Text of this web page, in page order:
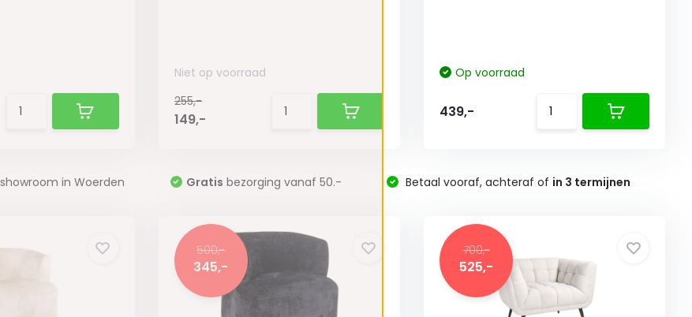
Niet op voorraad
255,-
149,-
Op voorraad
439,-
showroom in Woerden Gratis bezorging vanaf 50.- Betaal vooraf, achteraf of in 3 termijnen
500,-
345,-
700,-
525,-